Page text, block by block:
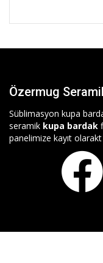
Özermug
Süblimasyon kupa
seramik kupa bardak
panelimize kayıt